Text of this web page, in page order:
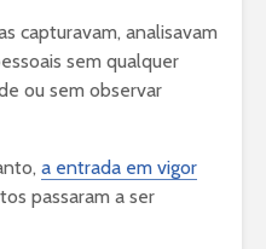
capturavam, analisavam
sem qualquer
ou sem observar
a entrada em vigor
passaram a ser